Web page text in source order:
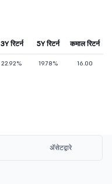
3Y रिटर्न 5Y रिटर्न कमाल रिटर्न
22.92% 19.78% 16.00
ॲसेटद्वारे